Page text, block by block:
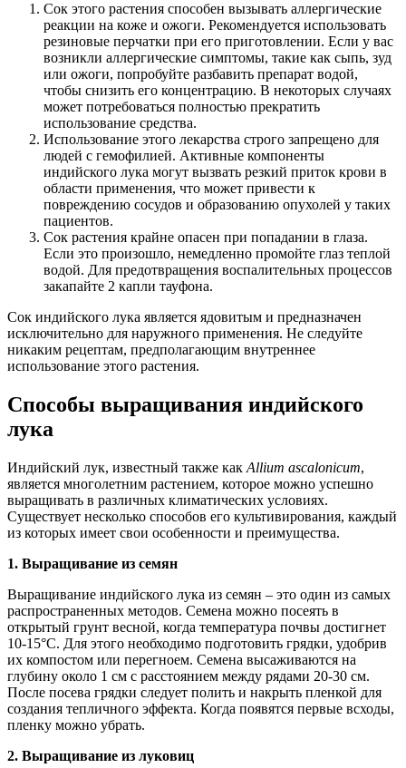
Сок этого растения способен вызывать аллергические
реакции на коже и ожоги. Рекомендуется использовать
резиновые перчатки при его приготовлении. Если у вас
возникли аллергические симптомы, такие как сыпь, зуд
или ожоги, попробуйте разбавить препарат водой,
чтобы снизить его концентрацию. В некоторых случаях
может потребоваться полностью прекратить
использование средства.
Использование этого лекарства строго запрещено для
людей с гемофилией. Активные компоненты
индийского лука могут вызвать резкий приток крови в
области применения, что может привести к
повреждению сосудов и образованию опухолей у таких
пациентов.
Сок растения крайне опасен при попадании в глаза.
Если это произошло, немедленно промойте глаз теплой
водой. Для предотвращения воспалительных процессов
закапайте 2 капли тауфона.
Сок индийского лука является ядовитым и предназначен
исключительно для наружного применения. Не следуйте
никаким рецептам, предполагающим внутреннее
использование этого растения.
Способы выращивания индийского
лука
Индийский лук, известный также как Allium ascalonicum,
является многолетним растением, которое можно успешно
выращивать в различных климатических условиях.
Существует несколько способов его культивирования, каждый
из которых имеет свои особенности и преимущества.
1. Выращивание из семян
Выращивание индийского лука из семян – это один из самых
распространенных методов. Семена можно посеять в
открытый грунт весной, когда температура почвы достигнет
10-15°C. Для этого необходимо подготовить грядки, удобрив
их компостом или перегноем. Семена высаживаются на
глубину около 1 см с расстоянием между рядами 20-30 см.
После посева грядки следует полить и накрыть пленкой для
создания тепличного эффекта. Когда появятся первые всходы,
пленку можно убрать.
2. Выращивание из луковиц